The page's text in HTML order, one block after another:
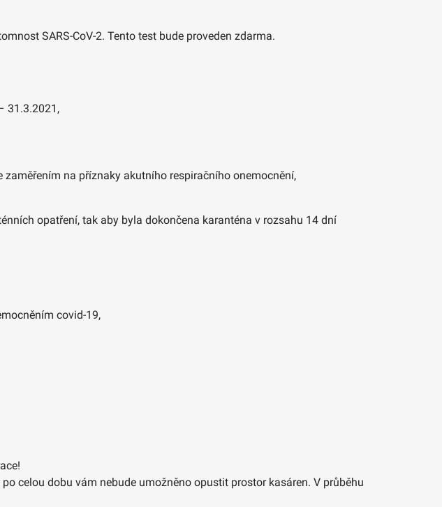
SARS-CoV-2. Tento test bude proveden zdarma.
31.3.2021,
na příznaky akutního respiračního onemocnění,
opatření, tak aby byla dokončena karanténa v rozsahu 14 dní
covid-19,
celou dobu vám nebude umožněno opustit prostor kasáren. V průběhu